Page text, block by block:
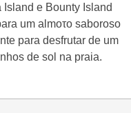
e Bounty Island
um almoτo saboroso
para desfrutar de um
de sol na praia.